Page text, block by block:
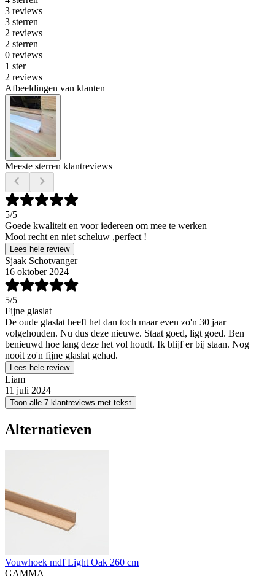
3 reviews
3 sterren
2 reviews
2 sterren
0 reviews
1 ster
2 reviews
Afbeeldingen van klanten
Meeste sterren klantreviews
5/5
Goede kwaliteit en voor iedereen om mee te werken
Mooi recht en niet scheluw ,perfect !
Lees hele review
Sjaak Schotvanger
16 oktober 2024
5/5
Fijne glaslat
De oude glaslat heeft het dan toch maar even zo'n 30 jaar
volgehouden. Nu dus deze nieuwe. Staat goed, ligt goed. Ben
benieuwd hoe lang deze het vol houdt. Ik blijf er bij staan. Nog
nooit zo'n fijne glaslat gehad.
Lees hele review
Liam
11 juli 2024
Toon alle 7 klantreviews met tekst
Alternatieven
Vouwhoek mdf Light Oak 260 cm
GAMMA